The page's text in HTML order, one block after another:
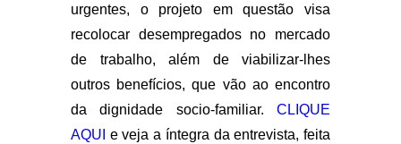
urgentes, o projeto em questão visa
recolocar desempregados no mercado
de trabalho, além de viabilizar-lhes
outros benefícios, que vão ao encontro
da dignidade socio-familiar. CLIQUE
AQUI e veja a íntegra da entrevista, feita